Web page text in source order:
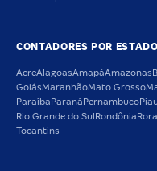
CONTADORES POR ESTADO
AcreAlagoasAmapáAmazonas
GoiásMaranhãoMato Grosso
Paraíba Paraná Pernambuco
Rio Grande do Sul Rondônia
Tocantins